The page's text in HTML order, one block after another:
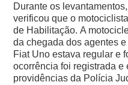
Durante os
verificou que o
de Habilitação.A
da chegada dos agentes
Fiat Uno estava regular e
ocorrência foi registrada e
providências da Polícia